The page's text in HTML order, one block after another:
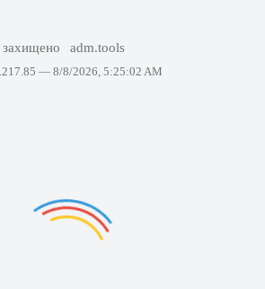
захищено adm.tools
— 8/8/2026, 5:25:02 AM